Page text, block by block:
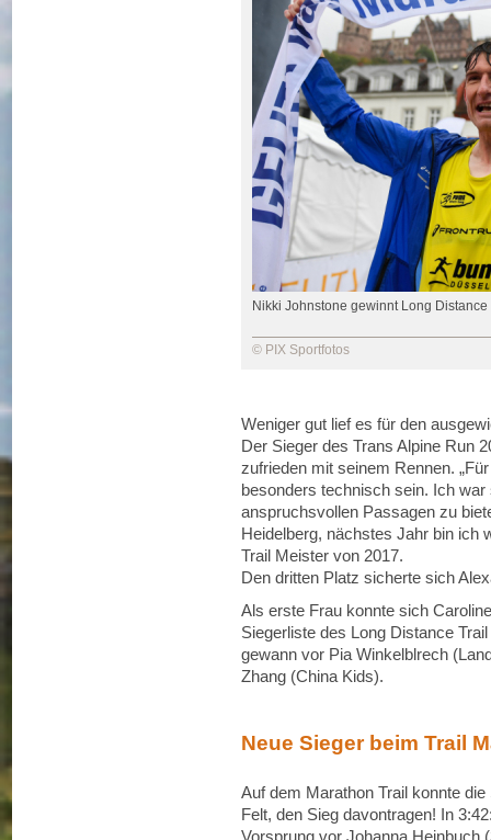
Nikki Johnstone gewinnt Long Distance
© PIX Sportfotos
Weniger gut lief es für den
Der Sieger des Trans Alpine Run
zufrieden mit seinem Rennen.
besonders technisch sein. Ich
anspruchsvollen Passagen zu
Heidelberg, nächstes Jahr bin ich
Trail Meister von 2017.
Den dritten Platz sicherte sich
Als erste Frau konnte sich
Siegerliste des Long Distance
gewann vor Pia Winkelblrech
Zhang (China Kids).
Neue Sieger beim Trail
Auf dem Marathon Trail konnte
Felt, den Sieg davontragen! In
Vorsprung vor Johanna Heinbuch